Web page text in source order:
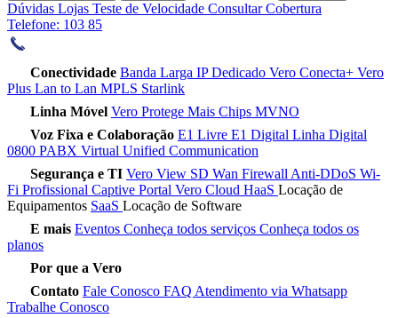
Dúvidas Lojas Teste de Velocidade Consultar Cobertura
Telefone: 103 85
Conectividade Banda Larga IP Dedicado Vero Conecta+ Vero
Plus Lan to Lan MPLS Starlink
Linha Móvel Vero Protege Mais Chips MVNO
Voz Fixa e Colaboração E1 Livre E1 Digital Linha Digital
0800 PABX Virtual Unified Communication
Segurança e TI Vero View SD Wan Firewall Anti-DDoS Wi-
Fi Profissional Captive Portal Vero Cloud HaaS Locação de
Equipamentos SaaS Locação de Software
E mais Eventos Conheça todos serviços Conheça todos os
planos
Por que a Vero
Contato Fale Conosco FAQ Atendimento via Whatsapp
Trabalhe Conosco